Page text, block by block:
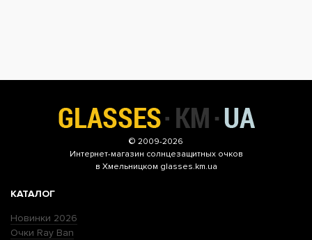
© 2009-2026
Интернет-магазин солнцезащитных очков
в Хмельницком glasses.km.ua
КАТАЛОГ
Новинки 2026
Очки Ray Ban